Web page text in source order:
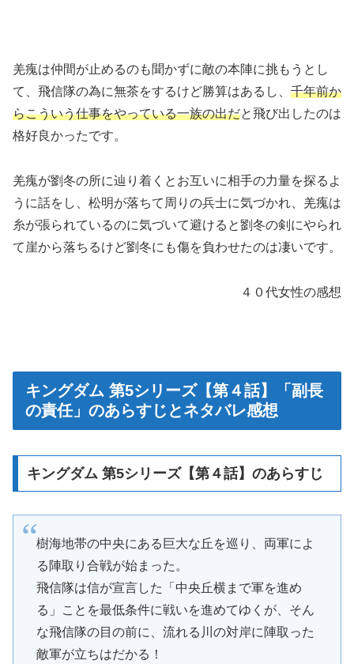
羌瘣は仲間が止めるのも聞かずに敵の本陣に挑もうとし
て、飛信隊の為に無茶をするけど勝算はあるし、 千年前か
らこういう仕事をやっている一族の出だと飛び出したのは
格好良かったです。
羌瘣が劉冬の所に辿り着くとお互いに相手の力量を探るよ
うに話をし、松明が落ちて周りの兵士に気づかれ、羌瘣は
糸が張られているのに気づいて避けると劉冬の剣にやられ
て崖から落ちるけど劉冬にも傷を負わせたのは凄いです。
４０代女性の感想
キングダム 第5シリーズ【第４話】「副長
の責任」のあらすじとネタバレ感想
キングダム 第5シリーズ【第４話】のあらすじ
樹海地帯の中央にある巨大な丘を巡り、両軍によ
る陣取り合戦が始まった。
飛信隊は信が宣言した「中央丘横まで軍を進め
る」ことを最低条件に戦いを進めてゆくが、そん
な飛信隊の目の前に、流れる川の対岸に陣取った
敵軍が立ちはだかる！